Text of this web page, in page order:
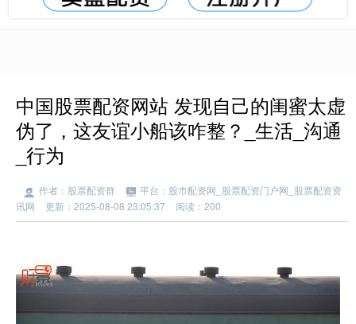
中国股票配资网站 发现自己的闺蜜太虚
伪了，这友谊小船该咋整？_生活_沟通
_行为
作者：股票配资群
平台：股市配资网_股票配资门户网_股票配资资
讯网
更新：2025-08-08 23:05:37 阅读：200